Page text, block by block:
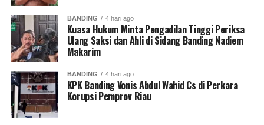
Selanjutnya, menurutnya, pada saat pertemuan, Jaksa
mempersilahkan perwakilan peserta aksi untuk melihat
langsung proses penyerahan berkas perkara yang
dilakukan oleh Penyidik pada Jaksa Peneliti.
“Serta mengetahui apakah petunjuk Jaksa sudah atau
tidaknya dipenuhi oleh Penyidik sebagai bentuk
transparansi dalam penanganan perkara,” pungkasnya.
BANDING 4 hari ago
Kuasa Hukum Minta Pengadilan Tinggi Periksa
Ulang Saksi dan Ahli di Sidang Banding Nadiem
Makarim
BANDING 4 hari ago
KPK Banding Vonis Abdul Wahid Cs di Perkara
Korupsi Pemprov Riau